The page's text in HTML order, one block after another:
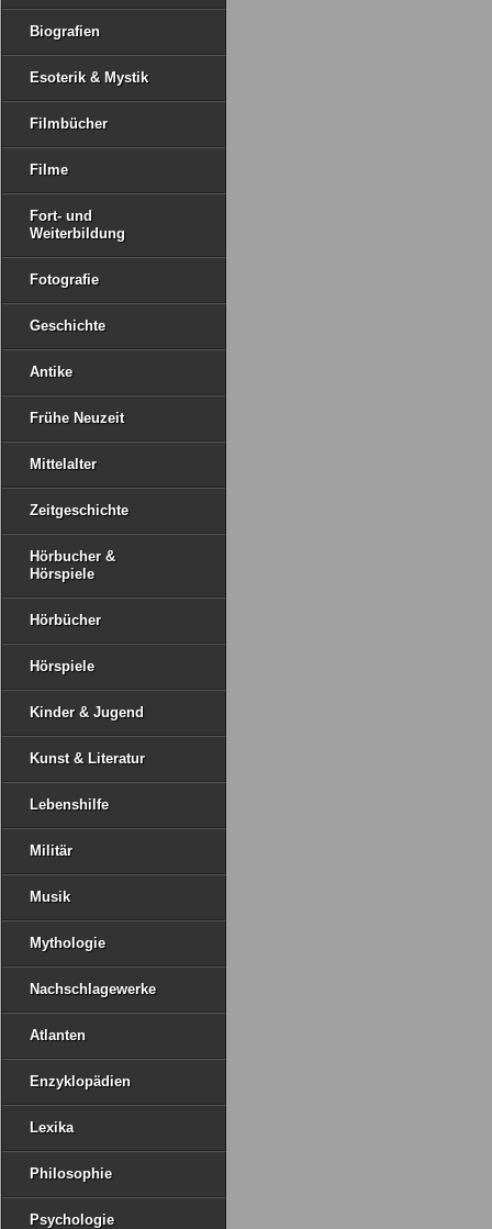
Biografien
Esoterik & Mystik
Filmbücher
Filme
Fort- und
Weiterbildung
Fotografie
Geschichte
Antike
Frühe Neuzeit
Mittelalter
Zeitgeschichte
Hörbucher &
Hörspiele
Hörbücher
Hörspiele
Kinder & Jugend
Kunst & Literatur
Lebenshilfe
Militär
Musik
Mythologie
Nachschlagewerke
Atlanten
Enzyklopädien
Lexika
Philosophie
Psychologie